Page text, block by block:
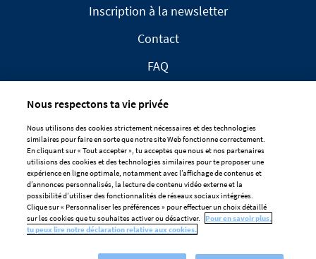
Inscription à la newsletter
Contact
FAQ
CLAUSE DE NON-RESPONSABILITÉ
DÉCLARATION DE CONFIDENTIALITÉ
POLITIQUE EN MATIÈRE DE COOKIES
Préférences De Cookies
Nous respectons ta vie privée
Nous utilisons des cookies strictement nécessaires et des technologies
similaires pour faire en sorte que notre site Web fonctionne correctement.
En cliquant sur « Tout accepter », tu acceptes que nous et nos partenaires
utilisions des cookies et des technologies similaires pour te proposer une
expérience en ligne optimale, notamment avec l’affichage de contenus et
d’annonces personnalisés, la lecture de contenu vidéo externe et la
possibilité d’utiliser des fonctionnalités de réseaux sociaux intégrées.
Clique sur « Personnaliser les préférences » pour effectuer un choix détaillé
sur les cookies que tu souhaites activer ou désactiver.
Pour en savoir plus,
tu peux lire notre déclaration relative aux cookies.